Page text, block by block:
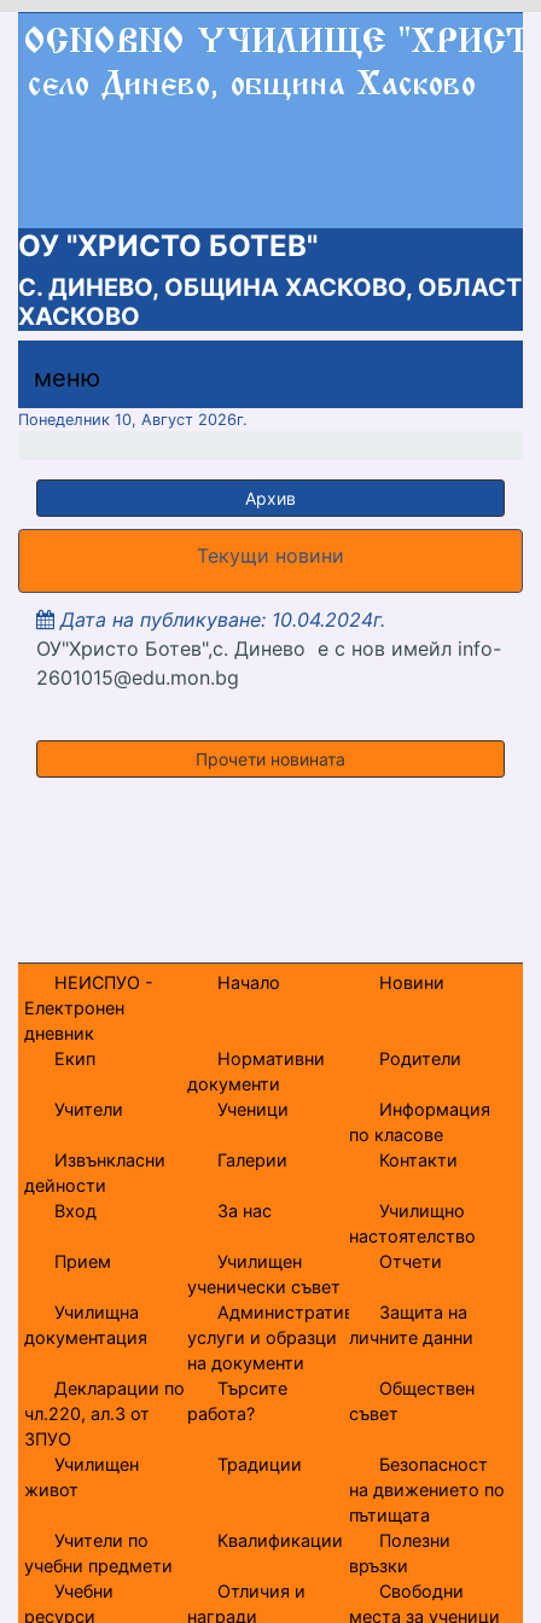
ОУ "ХРИСТО БОТЕВ"
С. ДИНЕВО, ОБЩИНА ХАСКОВО, ОБЛАСТ
ХАСКОВО
меню горно
меню
меню
Понеделник 10, Август 2026г.
Архив
Текущи новини
Дата на публикуване: 10.04.2024г.
ОУ"Христо Ботев",с. Динево е с нов имейл info-
2601015@edu.mon.bg
Прочети новината
НЕИСПУО -
Електронен
дневник
Начало Новини
Екип
Нормативни
документи
Родители
Учители Ученици
Информация
по класове
Извънкласни
дейности
Галерии Контакти
Вход За нас
Училищно
настоятелство
Прием
Училищен
ученически съвет
Отчети
Училищна
документация
Административни
услуги и образци
на документи
Защита на
личните данни
Декларации по
чл.220, ал.3 от
ЗПУО
Търсите
работа?
Обществен
съвет
Училищен
живот
Традиции
Безопасност
на движението по
пътищата
Учители по
учебни предмети
Квалификации
Полезни
връзки
Учебни
ресурси
Отличия и
награди
Свободни
места за ученици